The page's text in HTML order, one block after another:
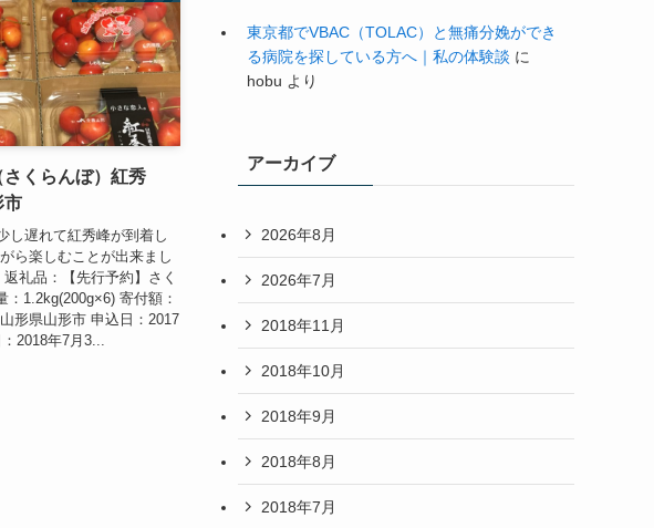
くらんぼ）紅秀
し遅れて紅秀峰が到着し
ら楽しむことが出来まし
礼品：【先行予約】さく
：1.2kg(200g×6) 寄付額：
形県山形市 申込日：2017
2018年7月3...
東京都でVBAC（TOLAC）と無痛分娩ができ
る病院を探している方へ｜私の体験談 に
hobu より
アーカイブ
2026年8月
2026年7月
2018年11月
2018年10月
2018年9月
2018年8月
2018年7月